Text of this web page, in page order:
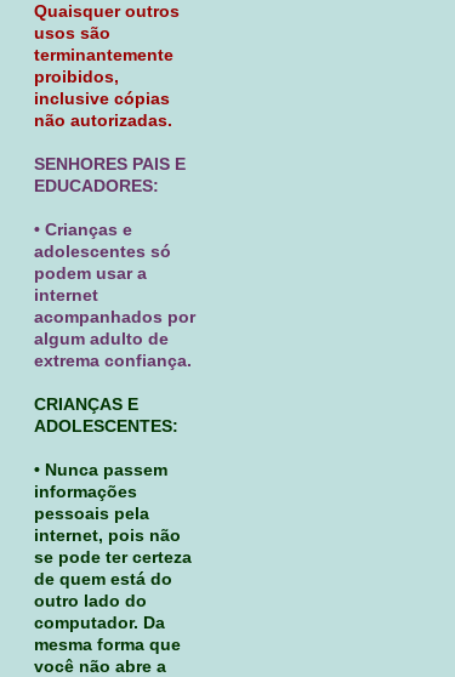
Quaisquer outros
usos são
terminantemente
proibidos,
inclusive cópias
não autorizadas.
SENHORES PAIS E
EDUCADORES:
• Crianças e
adolescentes só
podem usar a
internet
acompanhados por
algum adulto de
extrema confiança.
CRIANÇAS E
ADOLESCENTES:
• Nunca passem
informações
pessoais pela
internet, pois não
se pode ter certeza
de quem está do
outro lado do
computador. Da
mesma forma que
você não abre a